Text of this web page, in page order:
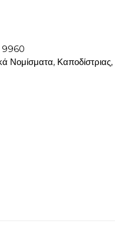
9960
Νομίσματα, Καποδίστριας,